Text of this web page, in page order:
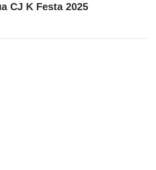
CJ K Festa 2025